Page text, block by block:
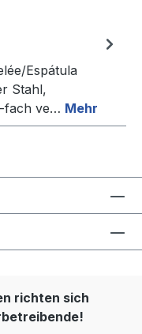
Espátula
Stahl,
fach ve… Mehr
richten sich